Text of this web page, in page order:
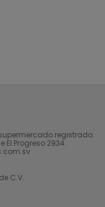
registrado.
El Progreso 2934.
C.V.